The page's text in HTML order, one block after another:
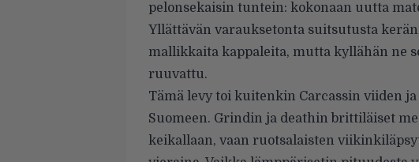
pelonsekaisin tuntein: kokonaan uutta
Yllättävän varauksetonta suitsutusta
mallikkaita kappaleita, mutta kyllähän ne
ruuvattu.
Tämä levy toi kuitenkin Carcassin viiden
Suomeen. Grindin ja deathin brittiläiset
keikallaan, vaan ruotsalaisten